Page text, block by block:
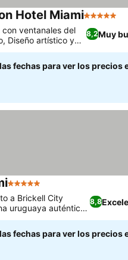
Hotel Miami5 Estrellas
8,2Muy
con ventanales del
Diseño artístico y
fechas para ver los precios
5 Estrellas
8,8
a Brickell City
uruguaya auténtica
fechas para ver los precios